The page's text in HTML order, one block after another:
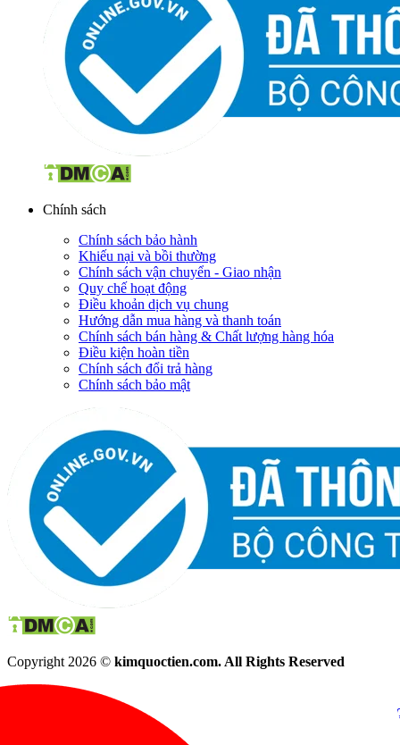
Chính sách
Chính sách bảo hành
Khiếu nại và bồi thường
Chính sách vận chuyển - Giao nhận
Quy chế hoạt động
Điều khoản dịch vụ chung
Hướng dẫn mua hàng và thanh toán
Chính sách bán hàng & Chất lượng hàng hóa
Điều kiện hoàn tiền
Chính sách đổi trả hàng
Chính sách bảo mật
Copyright 2026 © kimquoctien.com. All Rights Reserved
(8h00 - 21h30)
(8h00 -